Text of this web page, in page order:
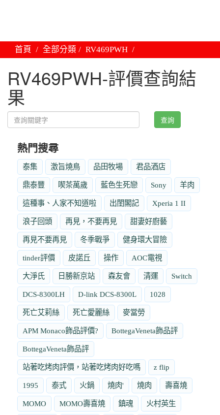
首頁 全部分類 RV469PWH
RV469PWH-評價查詢結
果
查詢
熱門搜尋
泰集 激旨燒鳥 品田牧場 君品酒店
鼎泰豐 喫茶萬歲 藍色生死戀 Sony 羊肉
這種事、人家不知道啦 出閨閣記 Xperia 1 II
浪子回頭 再見，不要再見 甜妻好廚藝
再見不要再見 冬季戰爭 健身環大冒險
tinder評價 皮諾丘 操作 AOC電視
大淨氏 日勝新京站 森友會 清運 Switch
DCS-8300LH D-link DCS-8300L 1028
死亡艾莉絲 死亡愛麗絲 麥當勞
APM Monaco飾品評價? BottegaVeneta飾品評
BottegaVeneta飾品評
站著吃烤肉評價，站著吃烤肉好吃嗎 z flip
1995 泰式 火鍋 燒肉' 燒肉 壽喜燒
MOMO MOMO壽喜燒 鎮魂 火村英生